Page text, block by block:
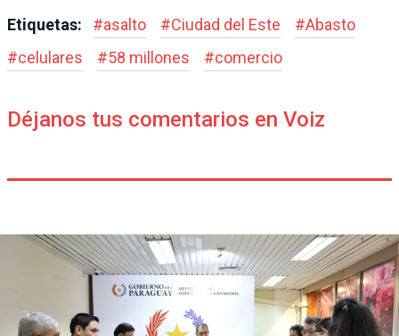
Etiquetas: #asalto #Ciudad del Este #Abasto
#celulares #58 millones #comercio
Déjanos tus comentarios en Voiz